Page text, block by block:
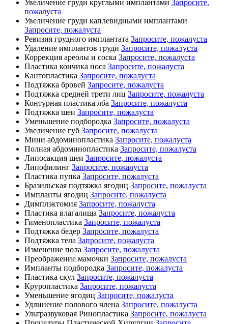
Увеличение груди круглыми имплантами Запросите,
пожалуста
Увеличение груди каплевидными имплантами
Запросите, пожалуста
Ревизия грудного имплантата Запросите, пожалуста
Удаление имплантов груди Запросите, пожалуста
Коррекция ареолы и соска Запросите, пожалуста
Пластика кончика носа Запросите, пожалуста
Кантопластика Запросите, пожалуста
Подтяжка бровей Запросите, пожалуста
Подтяжка средней трети лиц Запросите, пожалуста
Контурная пластика лба Запросите, пожалуста
Подтяжка шеи Запросите, пожалуста
Уменьшение подбородка Запросите, пожалуста
Увеличение губ Запросите, пожалуста
Мини абдоминопластика Запросите, пожалуста
Полная абдоминопластика Запросите, пожалуста
Липосакция шеи Запросите, пожалуста
Липофилинг Запросите, пожалуста
Пластика пупка Запросите, пожалуста
Бразильская подтяжка ягодиц Запросите, пожалуста
Импланты ягодиц Запросите, пожалуста
Димплэктомия Запросите, пожалуста
Пластика влагалища Запросите, пожалуста
Гименопластика Запросите, пожалуста
Подтяжка бедер Запросите, пожалуста
Подтяжка тела Запросите, пожалуста
Изменение пола Запросите, пожалуста
Преображение мамочки Запросите, пожалуста
Импланты подбородка Запросите, пожалуста
Пластика скул Запросите, пожалуста
Круропластика Запросите, пожалуста
Уменьшение ягодиц Запросите, пожалуста
Удлинение полового члена Запросите, пожалуста
Ультразвуковая Ринопластика Запросите, пожалуста